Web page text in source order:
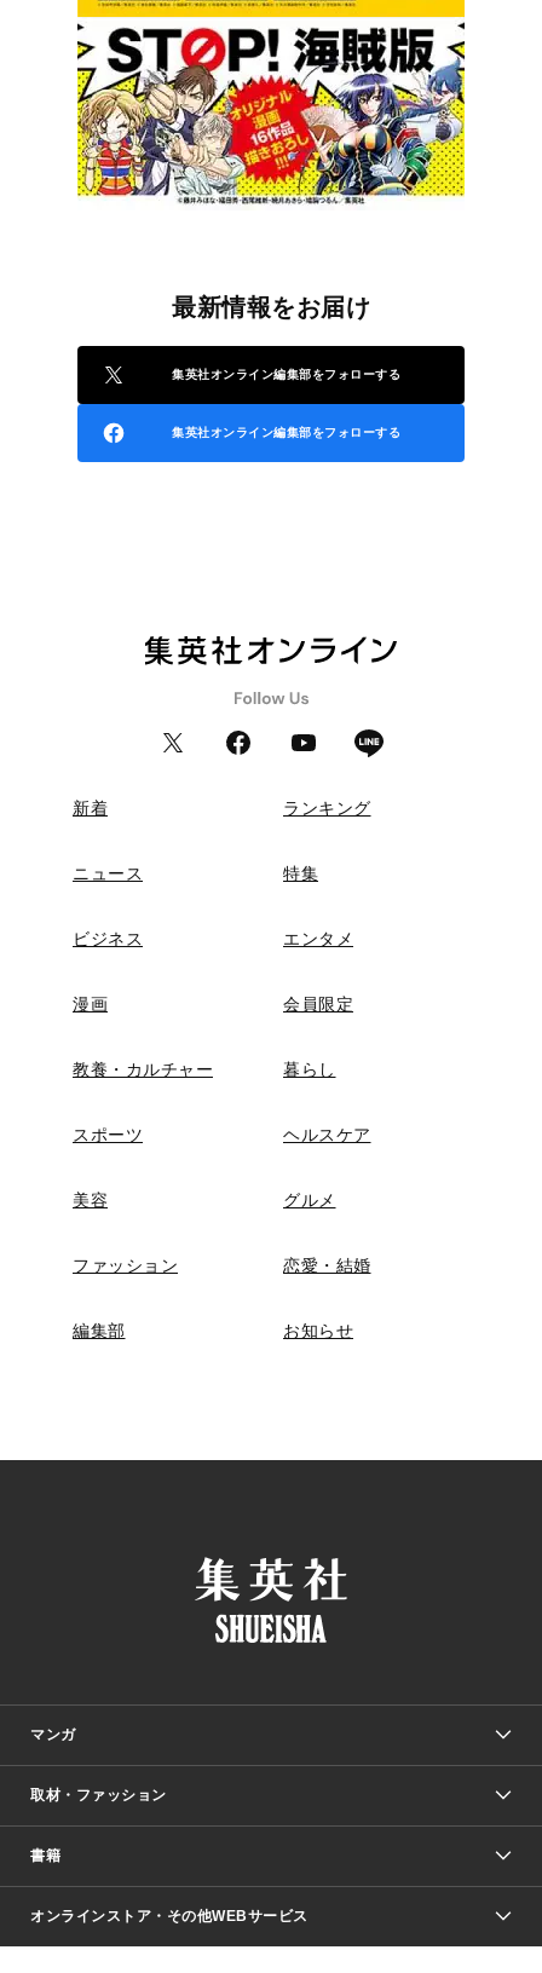
最新情報をお届け
集英社オンライン編集部をフォローする
集英社オンライン編集部をフォローする
新着 ランキング
ニュース 特集
ビジネス エンタメ
漫画 会員限定
教養・カルチャー 暮らし
スポーツ ヘルスケア
美容 グルメ
ファッション 恋愛・結婚
編集部 お知らせ
マンガ
少年マンガ
Vジャンプ
週刊ヤングジャンプ
少女マンガ
取材・ファッション
Seventeen
芸能・情報・スポーツ
書籍
文芸・文庫・総合
オンラインストア・その他WEBサービス